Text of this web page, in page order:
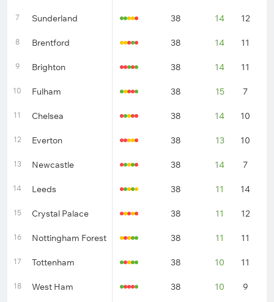
7 Sunderland 38 14 12
8 Brentford 38 14 11
9 Brighton 38 14 11
10 Fulham 38 15 7
11 Chelsea 38 14 10
12 Everton 38 13 10
13 Newcastle 38 14 7
14 Leeds 38 11 14
15 Crystal Palace 38 11 12
16 Nottingham Forest 38 11 11
17 Tottenham 38 10 11
18 West Ham 38 10 9